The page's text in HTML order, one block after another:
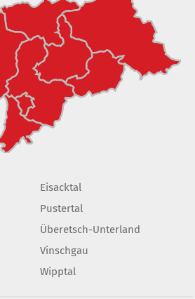
Eisacktal
Pustertal
Überetsch-Unterland
Vinschgau
Wipptal